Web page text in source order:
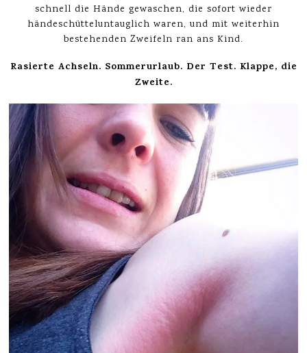
schnell die Hände gewaschen, die sofort wieder
händeschütteluntauglich waren, und mit weiterhin
bestehenden Zweifeln ran ans Kind.
Rasierte Achseln. Sommerurlaub. Der Test. Klappe, die
Zweite.